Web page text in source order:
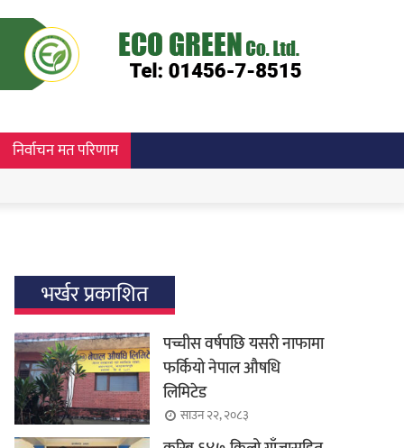
निर्वाचन मत परिणाम
भर्खर प्रकाशित
पच्चीस वर्षपछि यसरी नाफामा
फर्कियो नेपाल औषधि
लिमिटेड
साउन २२, २०८३